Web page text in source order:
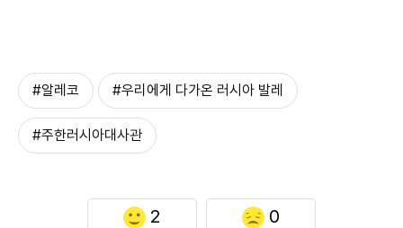
#알레코 #우리에게 다가온 러시아 발레
#주한러시아대사관
2 0